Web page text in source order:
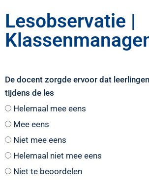
Lesobservatie |
De docent zorgde ervoor dat
tijdens de les
Helemaal mee eens
Mee eens
Niet mee eens
Helemaal niet mee eens
Niet te beoordelen